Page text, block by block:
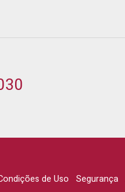
de Uso Segurança